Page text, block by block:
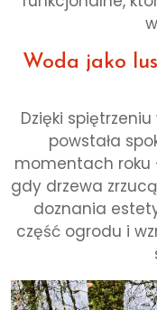
Woda jako
Dzięki
powstała
momentach roku
gdy drzewa
doznania
część ogrodu i